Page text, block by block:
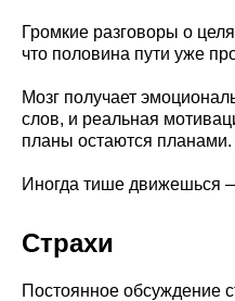
Громкие разговоры о
что половина пути уже
Мозг получает
слов, и реальная
планы остаются планами.
Иногда тише движешься
Страхи
Постоянное обсуждение